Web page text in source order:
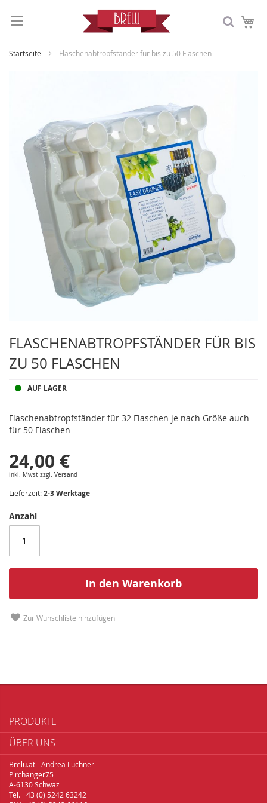
Startseite Flaschenabtropfständer für bis zu 50 Flaschen
FLASCHENABTROPFSTÄNDER FÜR BIS
ZU 50 FLASCHEN
AUF LAGER
Flaschenabtropfständer für 32 Flaschen je nach Größe auch
für 50 Flaschen
24,00 €
inkl. Mwst zzgl. Versand
Lieferzeit:2-3 Werktage
Anzahl
In den Warenkorb
Zur Wunschliste hinzufügen
Anfang
der
Bildergalerie
PRODUKTE
ÜBER UNS
Brelu.at - Andrea Luchner
Pirchanger75
A-6130 Schwaz
Tel. +43 (0) 5242 63242